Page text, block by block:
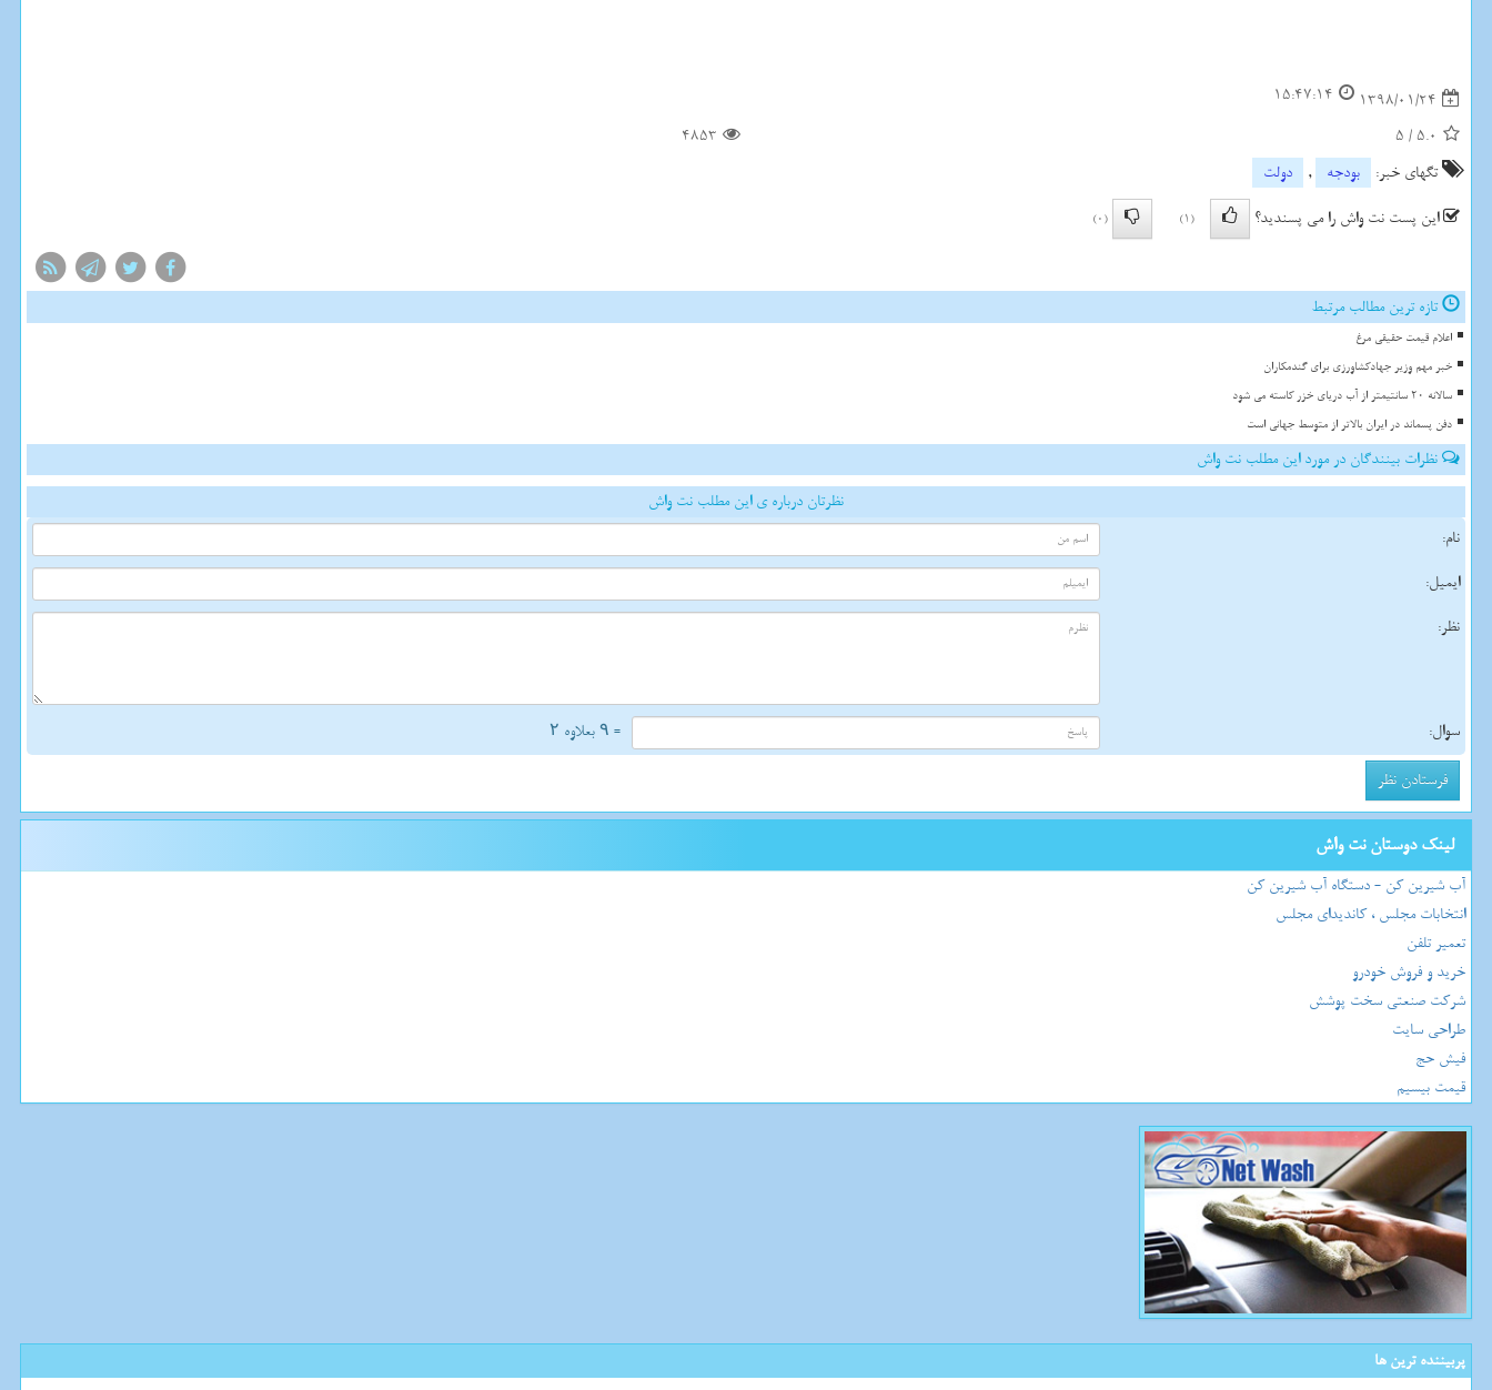
1398/01/24
15:47:14
5.0
/
5
4853
تگهای خبر:
بودجه ,
دولت
این پست نت واش را می پسندید؟
(1)
(0)
تازه ترین مطالب مرتبط
اعلام قیمت حقیقی مرغ
خبر مهم وزیر جهادکشاورزی برای گندمکاران
سالانه 20 سانتیمتر از آب دریای خزر کاسته می شود
دفن پسماند در ایران بالاتر از متوسط جهانی است
نظرات بینندگان در مورد این مطلب نت واش
نظرتان درباره ی این مطلب نت واش
نام:
ایمیل:
نظر:
سوال: = ۹ بعلاوه ۲
لینک دوستان نت واش
آب شیرین کن - دستگاه آب شیرین کن
انتخابات مجلس ، کاندیدای مجلس
تعمیر تلفن
خرید و فروش خودرو
شرکت صنعتی سخت پوشش
طراحی سایت
فیش حج
قیمت بیسیم
پربیننده ترین ها